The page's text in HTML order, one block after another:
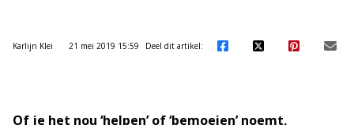
Karlijn Klei 21 mei 2019 15:59 Deel dit artikel:
Of je het nou ‘helpen’ of ‘bemoeien’ noemt,